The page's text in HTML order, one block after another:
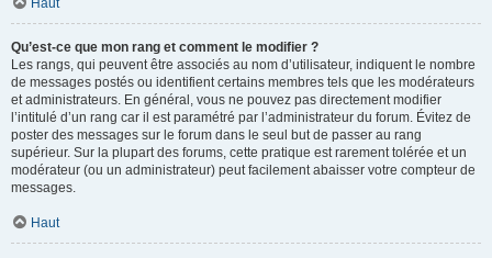
Haut
Qu’est-ce que mon rang et comment le modifier ?
Les rangs, qui peuvent être associés au nom d’utilisateur, indiquent le nombre
de messages postés ou identifient certains membres tels que les modérateurs
et administrateurs. En général, vous ne pouvez pas directement modifier
l’intitulé d’un rang car il est paramétré par l’administrateur du forum. Évitez de
poster des messages sur le forum dans le seul but de passer au rang
supérieur. Sur la plupart des forums, cette pratique est rarement tolérée et un
modérateur (ou un administrateur) peut facilement abaisser votre compteur de
messages.
Haut